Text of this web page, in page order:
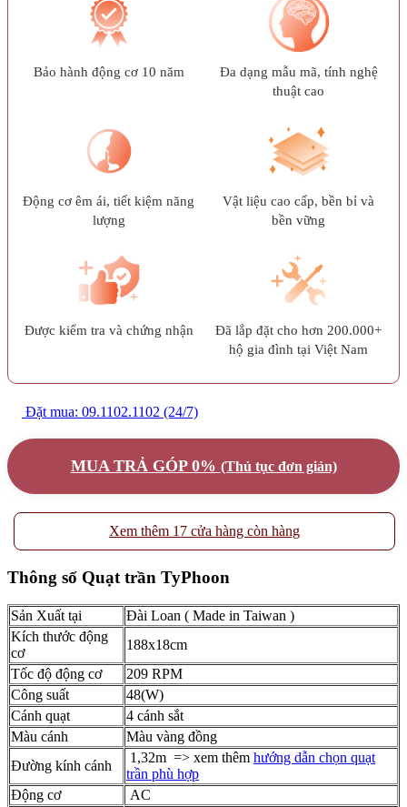
Bảo hành động cơ 10 năm
Đa dạng mẫu mã, tính nghệ
thuật cao
Động cơ êm ái, tiết kiệm năng
lượng
Vật liệu cao cấp, bền bỉ và
bền vững
Được kiểm tra và chứng nhận
Đã lắp đặt cho hơn 200.000+
hộ gia đình tại Việt Nam
Đặt mua: 09.1102.1102 (24/7)
MUA TRẢ GÓP 0% (Thủ tục đơn giản)
Xem thêm 17 cửa hàng còn hàng
Thông số Quạt trần TyPhoon
Sản Xuất tại
Đài Loan ( Made in Taiwan )
Kích thước động
cơ
188x18cm
Tốc độ động cơ
209 RPM
Công suất
48(W)
Cánh quạt
4 cánh sắt
Màu cánh
Màu vàng đồng
Đường kính cánh
1,32m => xem thêm hướng dẫn chọn quạt
trần phù hợp
Động cơ
AC